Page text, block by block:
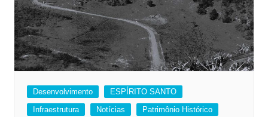
Desenvolvimento
ESPÍRITO SANTO
Infraestrutura
Notícias
Patrimônio Histórico